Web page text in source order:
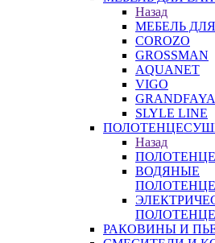
Назад
МЕБЕЛЬ
COROZO
GROSSMAN
AQUANET
VIGO
SLYLE LINE
Назад
ВОДЯНЫЕ
РАКОВИНЫ И